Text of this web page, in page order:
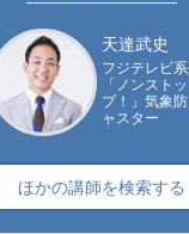
天達武史
フジテレビ
「ノンストッ
プ！」気象
ャスター
ほかの講師を検索する